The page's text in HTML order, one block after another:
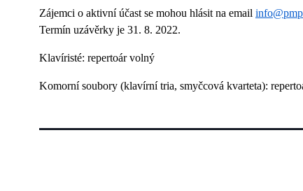
Zájemci o aktivní účast se mohou hlásit na email
Termín uzávěrky je 31. 8. 2022.
Klavíristé: repertoár volný
Komorní soubory (klavírní tria, smyčcová kvarteta):